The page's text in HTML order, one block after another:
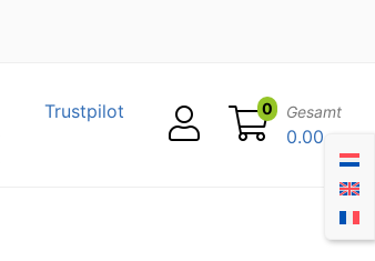
Trustpilot 0 Gesamt
0.00